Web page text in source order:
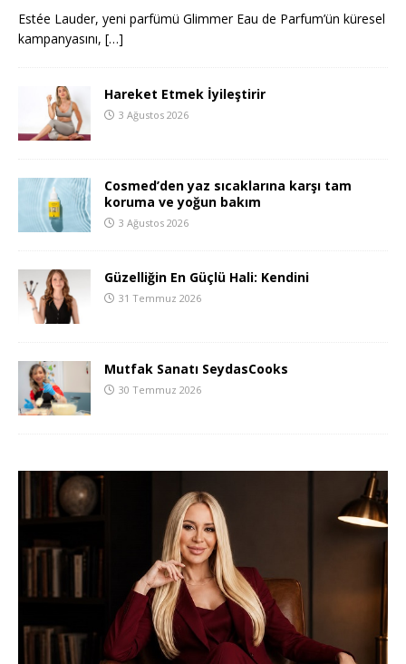
Estée Lauder, yeni parfümü Glimmer Eau de Parfum’ün küresel
kampanyasını, […]
Hareket Etmek İyileştirir
3 Ağustos 2026
Cosmed’den yaz sıcaklarına karşı tam
koruma ve yoğun bakım
3 Ağustos 2026
Güzelliğin En Güçlü Hali: Kendini
31 Temmuz 2026
Mutfak Sanatı SeydasCooks
30 Temmuz 2026